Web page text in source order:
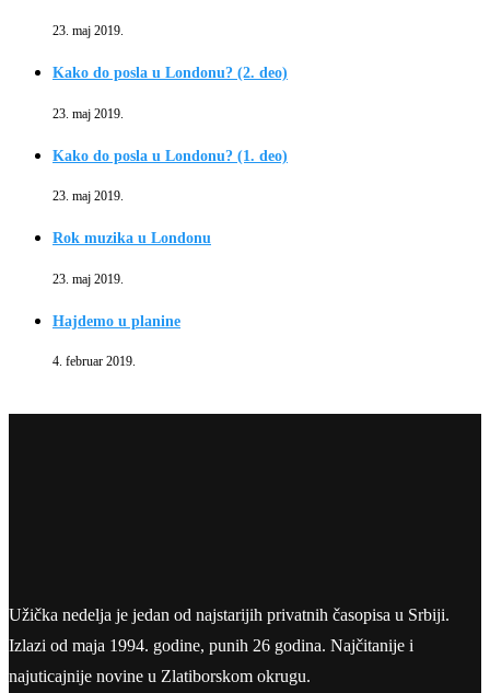
23. maj 2019.
Kako do posla u Londonu? (2. deo)
23. maj 2019.
Kako do posla u Londonu? (1. deo)
23. maj 2019.
Rok muzika u Londonu
23. maj 2019.
Hajdemo u planine
4. februar 2019.
Užička nedelja je jedan od najstarijih privatnih časopisa u Srbiji.
Izlazi od maja 1994. godine, punih 26 godina. Najčitanije i
najuticajnije novine u Zlatiborskom okrugu.